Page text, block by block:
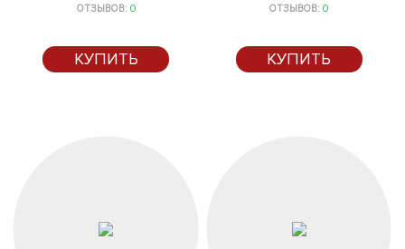
ОТЗЫВОВ: 0
КУПИТЬ
ОТЗЫВОВ:0
КУПИТЬ